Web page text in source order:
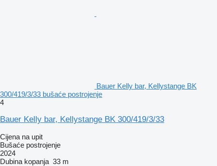
Bauer Kelly bar, Kellystange BK
300/419/3/33 bušaće postrojenje
4
Bauer Kelly bar, Kellystange BK 300/419/3/33
Cijena na upit
Bušaće postrojenje
2024
Dubina kopanja 33 m